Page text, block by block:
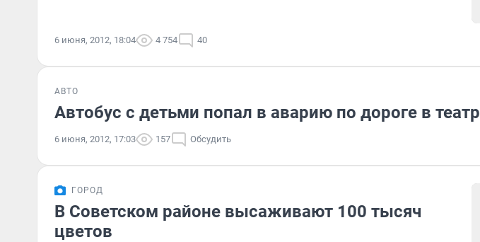
6 июня, 2012, 18:04 4 754 40
АВТО
Автобус с детьми попал в аварию по дороге в театр
6 июня, 2012, 17:03 157 Обсудить
ГОРОД
В Советском районе высаживают 100 тысяч
цветов